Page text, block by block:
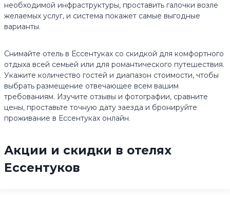
необходимой инфраструктуры, проставить галочки возле
желаемых услуг, и система покажет самые выгодные
варианты.
Снимайте отель в Ессентуках со скидкой для комфортного
отдыха всей семьей или для романтического путешествия.
Укажите количество гостей и диапазон стоимости, чтобы
выбрать размещение отвечающее всем вашим
требованиям. Изучите отзывы и фотографии, сравните
цены, проставьте точную дату заезда и бронируйте
проживание в Ессентуках онлайн.
Акции и скидки в отелях
Ессентуков